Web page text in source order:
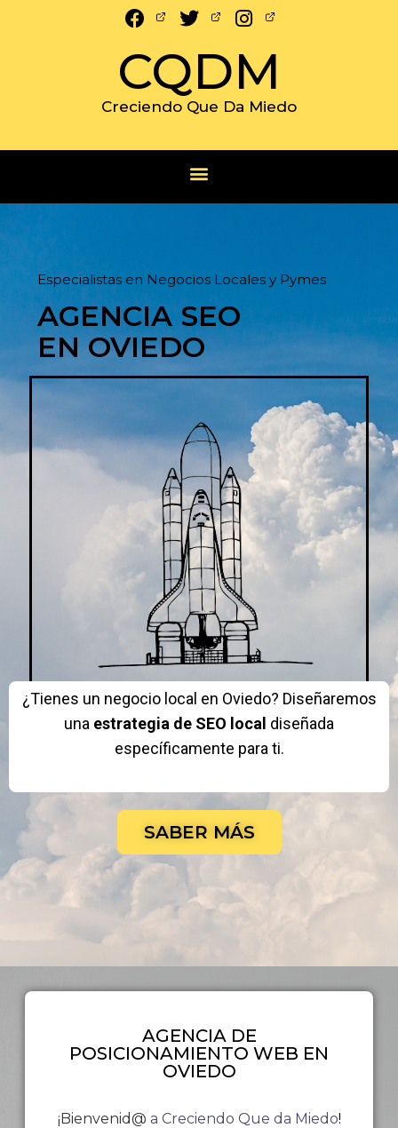
CQDM
Creciendo Que Da Miedo
Especialistas en Negocios Locales y Pymes
AGENCIA SEO
EN OVIEDO
¿Tienes un negocio local en Oviedo? Diseñaremos
una estrategia de SEO local diseñada
específicamente para ti.
SABER MÁS
AGENCIA DE
POSICIONAMIENTO WEB EN
OVIEDO
¡Bienvenid@ a Creciendo Que da Miedo!